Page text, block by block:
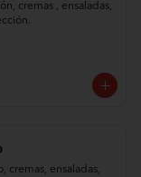
cremas , ensaladas,
cremas, ensaladas,